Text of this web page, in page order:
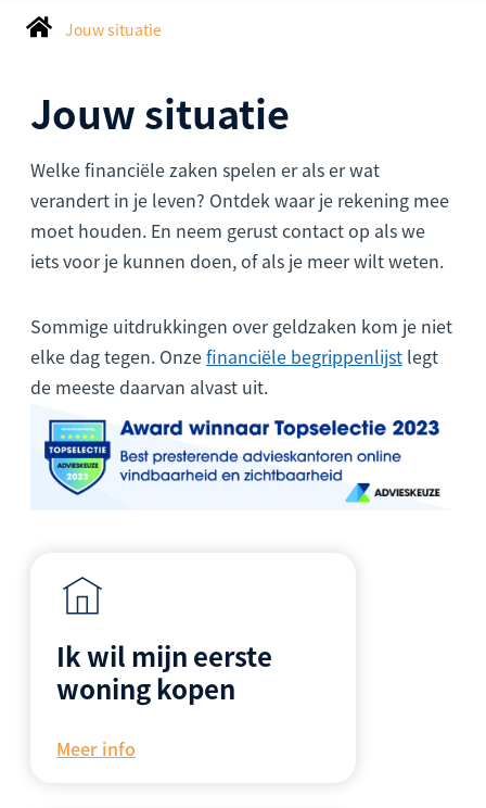
Jouw situatie
Jouw situatie
Welke financiële zaken spelen er als er wat
verandert in je leven? Ontdek waar je rekening mee
moet houden. En neem gerust contact op als we
iets voor je kunnen doen, of als je meer wilt weten.
Sommige uitdrukkingen over geldzaken kom je niet
elke dag tegen. Onzefinanciële begrippenlijst legt
de meeste daarvan alvast uit.
Ik wil mijn eerste
woning kopen
Meer info